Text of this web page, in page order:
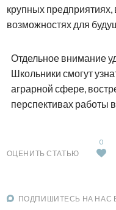
крупных
возможностях для
Отдельное внимание
Школьники смогут
аграрной сфере,
перспективах работы в
ОЦЕНИТЬ СТАТЬЮ
0
ПОДПИШИТЕСЬ НА НАС В